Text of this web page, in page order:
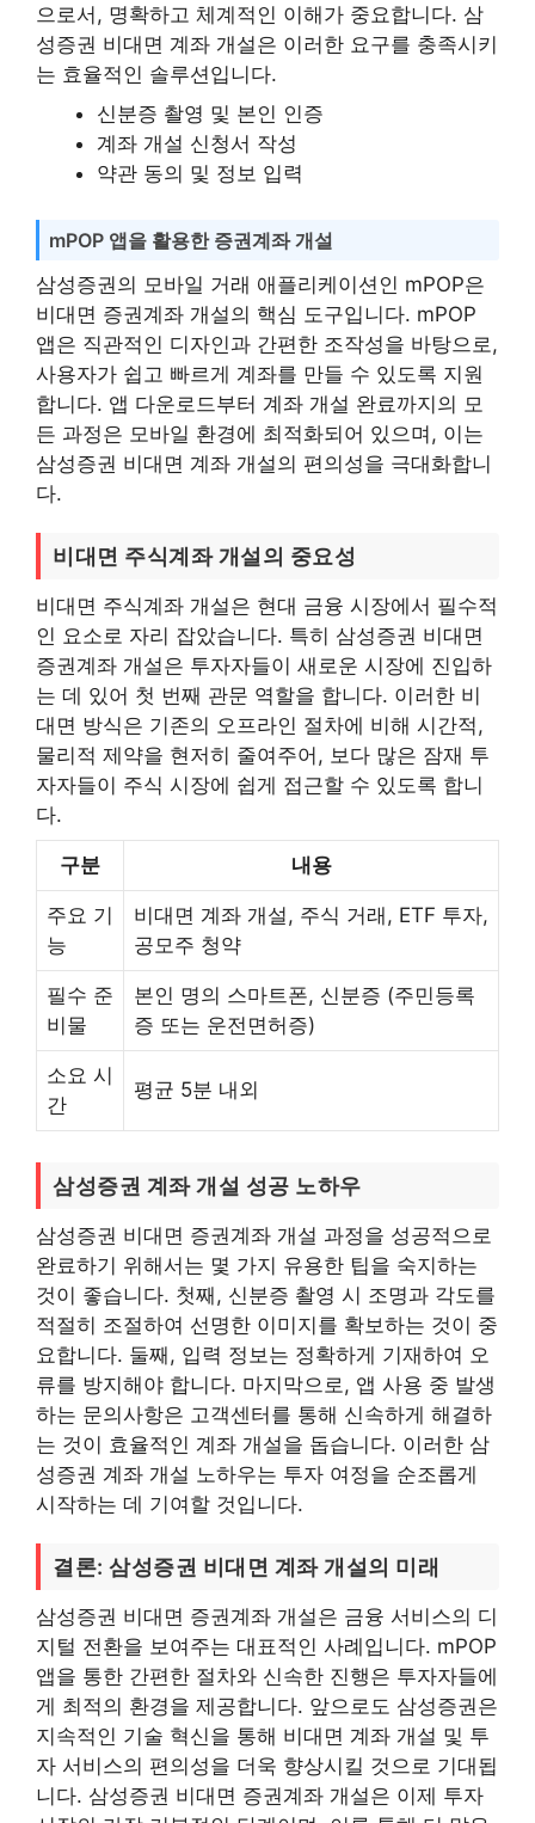
으로서, 명확하고 체계적인 이해가 중요합니다. 삼
성증권 비대면 계좌 개설은 이러한 요구를 충족시키
는 효율적인 솔루션입니다.
신분증 촬영 및 본인 인증
계좌 개설 신청서 작성
약관 동의 및 정보 입력
mPOP 앱을 활용한 증권계좌 개설
삼성증권의 모바일 거래 애플리케이션인 mPOP은
비대면 증권계좌 개설의 핵심 도구입니다. mPOP
앱은 직관적인 디자인과 간편한 조작성을 바탕으로,
사용자가 쉽고 빠르게 계좌를 만들 수 있도록 지원
합니다. 앱 다운로드부터 계좌 개설 완료까지의 모
든 과정은 모바일 환경에 최적화되어 있으며, 이는
삼성증권 비대면 계좌 개설의 편의성을 극대화합니
다.
비대면 주식계좌 개설의 중요성
비대면 주식계좌 개설은 현대 금융 시장에서 필수적
인 요소로 자리 잡았습니다. 특히 삼성증권 비대면
증권계좌 개설은 투자자들이 새로운 시장에 진입하
는 데 있어 첫 번째 관문 역할을 합니다. 이러한 비
대면 방식은 기존의 오프라인 절차에 비해 시간적,
물리적 제약을 현저히 줄여주어, 보다 많은 잠재 투
자자들이 주식 시장에 쉽게 접근할 수 있도록 합니
다.
구분 내용
주요 기
능
비대면 계좌 개설, 주식 거래, ETF 투자,
공모주 청약
필수 준
비물
본인 명의 스마트폰, 신분증 (주민등록
증 또는 운전면허증)
소요 시
간
평균 5분 내외
삼성증권 계좌 개설 성공 노하우
삼성증권 비대면 증권계좌 개설 과정을 성공적으로
완료하기 위해서는 몇 가지 유용한 팁을 숙지하는
것이 좋습니다. 첫째, 신분증 촬영 시 조명과 각도를
적절히 조절하여 선명한 이미지를 확보하는 것이 중
요합니다. 둘째, 입력 정보는 정확하게 기재하여 오
류를 방지해야 합니다. 마지막으로, 앱 사용 중 발생
하는 문의사항은 고객센터를 통해 신속하게 해결하
는 것이 효율적인 계좌 개설을 돕습니다. 이러한 삼
성증권 계좌 개설 노하우는 투자 여정을 순조롭게
시작하는 데 기여할 것입니다.
결론: 삼성증권 비대면 계좌 개설의 미래
삼성증권 비대면 증권계좌 개설은 금융 서비스의 디
지털 전환을 보여주는 대표적인 사례입니다. mPOP
앱을 통한 간편한 절차와 신속한 진행은 투자자들에
게 최적의 환경을 제공합니다. 앞으로도 삼성증권은
지속적인 기술 혁신을 통해 비대면 계좌 개설 및 투
자 서비스의 편의성을 더욱 향상시킬 것으로 기대됩
니다. 삼성증권 비대면 증권계좌 개설은 이제 투자